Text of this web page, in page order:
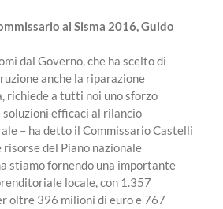
al Sisma 2016, Guido
dal Governo, che ha scelto di
anche la riparazione
richiede a tutti noi uno sforzo
efficaci al rilancio
– ha detto il Commissario Castelli
risorse del Piano nazionale
stiamo fornendo una importante
locale, con 1.357
oltre 396 milioni di euro e 767